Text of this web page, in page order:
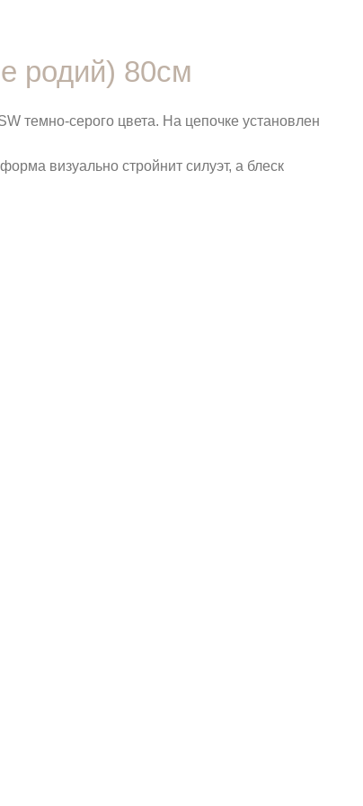
родий) 80см
темно-серого цвета. На цепочке установлен
визуально стройнит силуэт, а блеск